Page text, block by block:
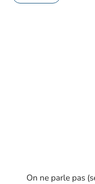
On ne parle pas